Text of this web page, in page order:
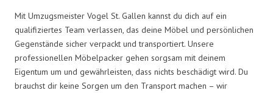
Mit Umzugsmeister Vogel St. Gallen kannst du dich auf ein
qualifiziertes Team verlassen, das deine Möbel und persönlichen
Gegenstände sicher verpackt und transportiert. Unsere
professionellen Möbelpacker gehen sorgsam mit deinem
Eigentum um und gewährleisten, dass nichts beschädigt wird. Du
brauchst dir keine Sorgen um den Transport machen – wir